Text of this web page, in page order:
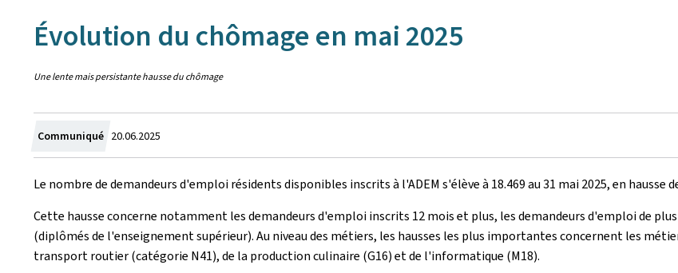
Évolution du chômage en mai 2025
Une lente mais persistante hausse du chômage
Communiqué Crée
le
20.06.2025
Le nombre de demandeurs d'emploi résidents disponibles inscrits à l'ADEM s'élève à 18.469 au 31 mai 2025, en
Cette hausse concerne notamment les demandeurs d'emploi inscrits 12 mois et plus, les demandeurs d'emploi de
(diplômés de l'enseignement supérieur). Au niveau des métiers, les hausses les plus importantes concernent les
transport routier (catégorie N41), de la production culinaire (G16) et de l'informatique (M18).